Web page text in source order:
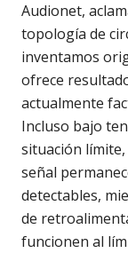
Audionet,
topología de
inventamos
ofrece
actualmente
Incluso bajo
situación límite,
señal
detectables,
de
funcionen al